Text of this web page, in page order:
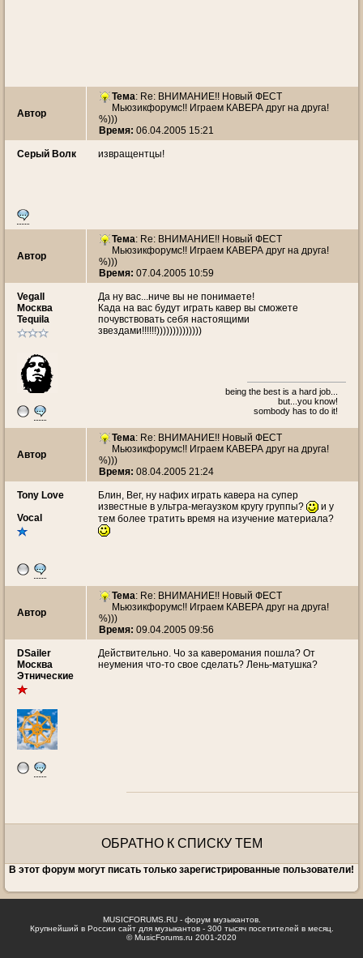
Автор
Тема: Re: ВНИМАНИЕ!! Новый ФЕСТ
Мьюзикфорумс!! Играем КАВЕРА друг на друга!
%)))
Время: 06.04.2005 15:21
Серый Волк извращентцы!
Автор
Тема: Re: ВНИМАНИЕ!! Новый ФЕСТ
Мьюзикфорумс!! Играем КАВЕРА друг на друга!
%)))
Время: 07.04.2005 10:59
Vegall
Москва
Tequila
Да ну вас...ниче вы не понимаете!
Када на вас будут играть кавер вы сможете
почувствовать себя настоящими
звездами!!!!!!))))))))))))))
being the best is a hard job...
but...you know!
sombody has to do it!
Автор
Тема: Re: ВНИМАНИЕ!! Новый ФЕСТ
Мьюзикфорумс!! Играем КАВЕРА друг на друга!
%)))
Время: 08.04.2005 21:24
Tony Love
Vocal
Блин, Вег, ну нафих играть кавера на супер
известные в ультра-мегаузком кругу группы?
и у
тем более тратить время на изучение материала?
Автор
Тема: Re: ВНИМАНИЕ!! Новый ФЕСТ
Мьюзикфорумс!! Играем КАВЕРА друг на друга!
%)))
Время: 09.04.2005 09:56
DSailer
Москва
Этнические
Действительно. Чо за каверомания пошла? От
неумения что-то свое сделать? Лень-матушка?
ОБРАТНО К СПИСКУ ТЕМ
В этот форум могут писать только зарегистрированные пользователи!
MUSICFORUMS.RU - форум музыкантов.
Крупнейший в России сайт для музыкантов - 300 тысяч посетителей в месяц.
© MusicForums.ru 2001-2020